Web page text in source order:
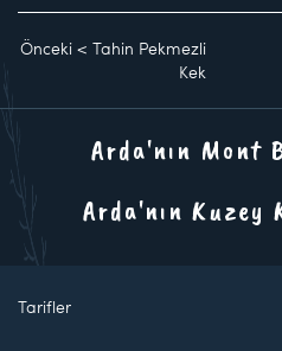
Önceki < Tahin Pekmezli
Kek
Arda'nın Mont
Arda'nın Kuzey
Tarifler